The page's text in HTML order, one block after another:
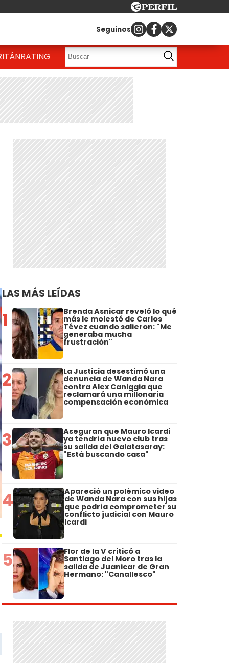
Seguinos
RATING
LAS MÁS LEÍDAS
1 Brenda Asnicar reveló lo qué
más le molestó de Carlos
Tévez cuando salieron: "Me
generaba mucha
frustración"
2 La Justicia desestimó una
denuncia de Wanda Nara
contra Alex Caniggia que
reclamará una millonaria
compensación económica
3 Aseguran que Mauro Icardi
ya tendría nuevo club tras
su salida del Galatasaray:
"Está buscando casa"
4 Apareció un polémico video
de Wanda Nara con sus hijas
que podría comprometer su
conflicto judicial con Mauro
Icardi
5 Flor de la V criticó a
Santiago del Moro tras la
salida de Juanicar de Gran
Hermano: "Canallesco"